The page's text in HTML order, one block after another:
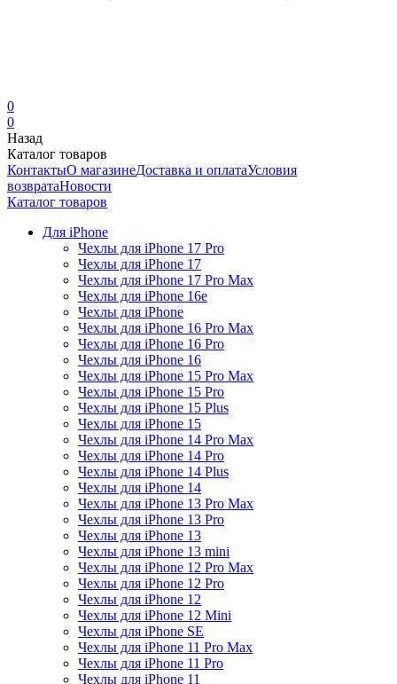
0
0
Назад
Каталог товаров
КонтактыО магазинеДоставка и оплатаУсловия
возвратаНовости
Каталог товаров
Для iPhone
Чехлы для iPhone 17 Pro
Чехлы для iPhone 17
Чехлы для iPhone 17 Pro Max
Чехлы для iPhone 16e
Чехлы для iPhone
Чехлы для iPhone 16 Pro Max
Чехлы для iPhone 16 Pro
Чехлы для iPhone 16
Чехлы для iPhone 15 Pro Max
Чехлы для iPhone 15 Pro
Чехлы для iPhone 15 Plus
Чехлы для iPhone 15
Чехлы для iPhone 14 Pro Max
Чехлы для iPhone 14 Pro
Чехлы для iPhone 14 Plus
Чехлы для iPhone 14
Чехлы для iPhone 13 Pro Max
Чехлы для iPhone 13 Pro
Чехлы для iPhone 13
Чехлы для iPhone 13 mini
Чехлы для iPhone 12 Pro Max
Чехлы для iPhone 12 Pro
Чехлы для iPhone 12
Чехлы для iPhone 12 Mini
Чехлы для iPhone SE
Чехлы для iPhone 11 Pro Max
Чехлы для iPhone 11 Pro
Чехлы для iPhone 11